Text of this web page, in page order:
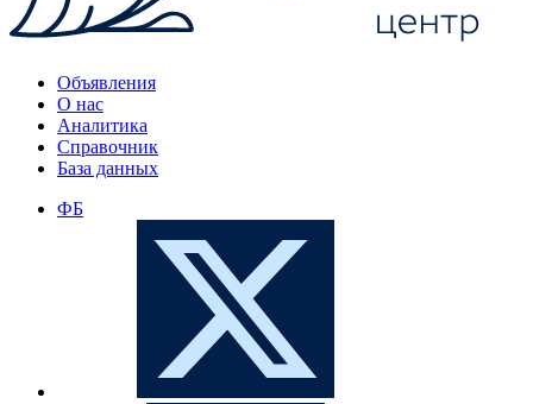
Объявления
О нас
Аналитика
Справочник
База данных
ФБ